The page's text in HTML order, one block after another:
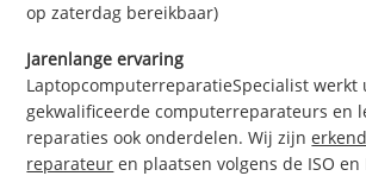
op zaterdag bereikbaar)
Jarenlange ervaring
LaptopcomputerreparatieSpecialist
gekwalificeerde computerreparateurs en
reparaties ook onderdelen. Wij zijn
reparateur en plaatsen volgens de ISO